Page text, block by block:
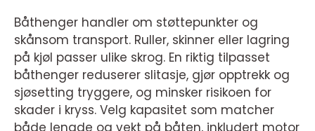
Båthenger handler om støttepunkter og
skånsom transport. Ruller, skinner eller lagring
på kjøl passer ulike skrog. En riktig tilpasset
båthenger reduserer slitasje, gjør opptrekk og
sjøsetting tryggere, og minsker risikoen for
skader i kryss. Velg kapasitet som matcher
både lengde og vekt på båten, inkludert motor